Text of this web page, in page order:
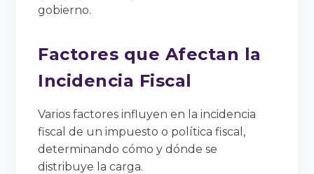
gobierno.
Factores que Afectan la
Incidencia Fiscal
Varios factores influyen en la incidencia
fiscal de un impuesto o política fiscal,
determinando cómo y dónde se
distribuye la carga.